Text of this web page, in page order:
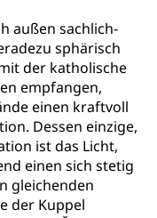
außen sachlich-
sphärisch
der katholische
empfangen,
einen kraftvoll
Dessen einzige,
ist das Licht,
einen sich stetig
gleichenden
der Kuppel